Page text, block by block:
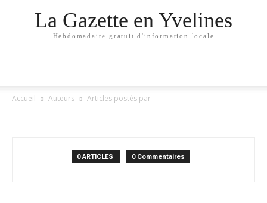
La Gazette en Yvelines
Hebdomadaire gratuit d'information locale
Accueil Auteurs Articles postés par
0 ARTICLES 0 Commentaires